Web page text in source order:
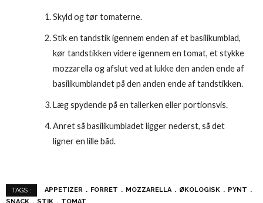
Skyld og tør tomaterne.
Stik en tandstik igennem enden af et basilikumblad,
kør tandstikken videre igennem en tomat, et stykke
mozzarella og afslut ved at lukke den anden ende af
basilikumblandet på den anden ende af tandstikken.
Læg spydende på en tallerken eller portionsvis.
Anret så basilikumbladet ligger nederst, så det
ligner en lille båd.
TAGS : APPETIZER FORRET MOZZARELLA ØKOLOGISK
PYNT
SNACK
STIK TOMAT